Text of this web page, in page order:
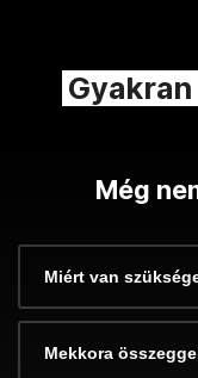
Még
Miért van
Mekkora